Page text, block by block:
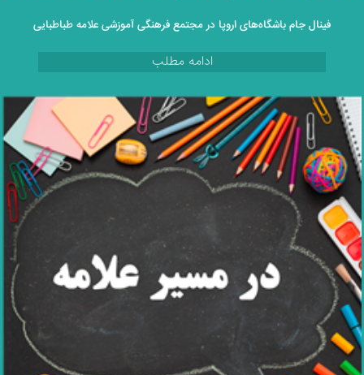
فینال جام باشگاه‌های اروپا در مجتمع فرهنگی آموزشی علامه طباطبایی
ادامه مطلب